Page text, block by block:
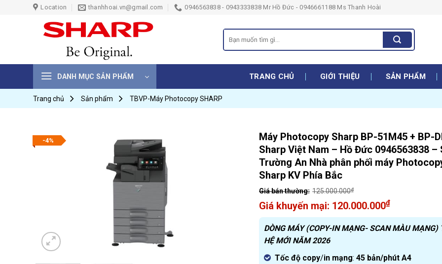
Location thanhhoai.vn@gmail.com 0946563838 - 0943333838 Mr Hồ Đức - 0946661188 Ms Thanh Hoài
for:
DANH MỤC SẢN PHẨM TRANG CHỦ GIỚI THIỆU SẢN PHẨM
Trang chủ Sản phẩm TBVP-Máy Photocopy SHARP
-4%
Máy Photocopy Sharp BP-51M45 + BP-
Sharp Việt Nam – Hồ Đức 0946563838 –
Trường An Nhà phân phối máy
Sharp KV Phía Bắc
125.000.000₫
Original
price
was:
125.000.000₫.
120.000.000₫
Current
price
is:
120.000.000₫.
DÒNG MÁY (COPY-IN MẠNG- SCAN MÀU MẠNG)
HỆ MỚI NĂM 2026
Tốc độ copy/in mạng: 45 bản/phút A4